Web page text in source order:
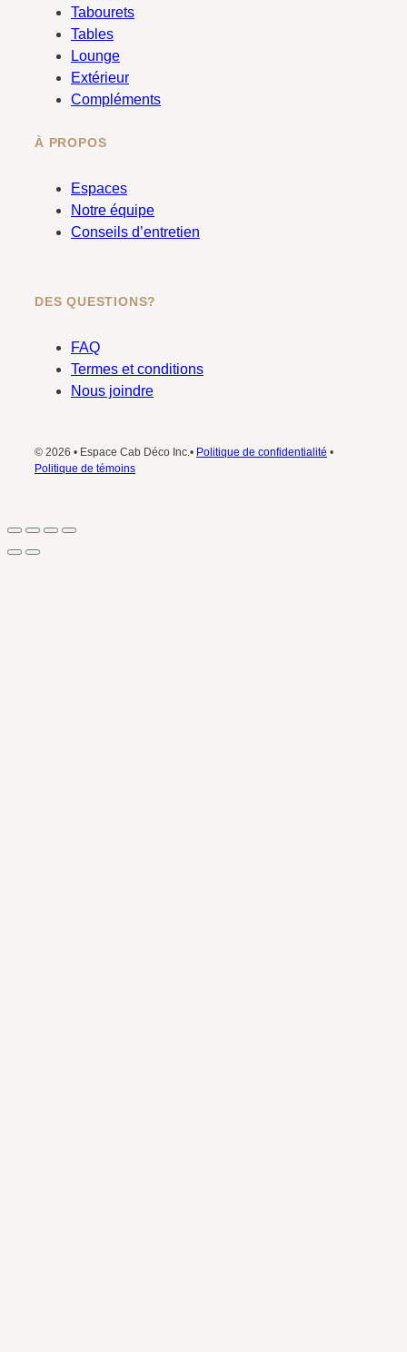
o
Tabourets
Tables
Lounge
Extérieur
Compléments
À PROPOS
Espaces
Notre équipe
Conseils d’entretien
DES QUESTIONS?
FAQ
Termes et conditions
Nous joindre
© 2026 • Espace Cab Déco Inc.• Politique de confidentialité •
Politique de témoins